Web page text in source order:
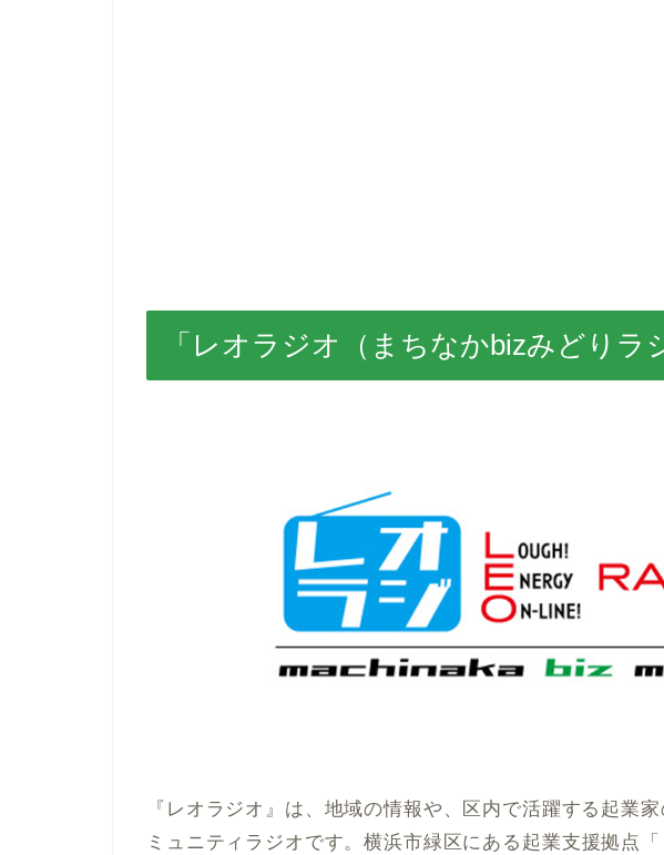
「レオラジオ（まちなかbizみどりラ
『レオラジオ』 は、 地域の情報や、区内で活躍する起業
ミュニティラジオ です。横浜市緑区にある 起業支援拠点